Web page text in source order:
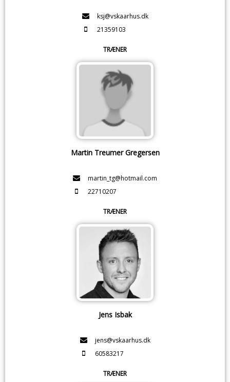
ksj@vskaarhus.dk
21359103
TRÆNER
Martin Treumer Gregersen
martin_tg@hotmail.com
22710207
TRÆNER
Jens Isbak
jens@vskaarhus.dk
60583217
TRÆNER